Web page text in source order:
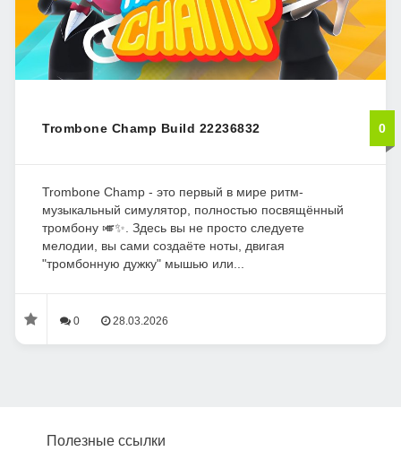
Trombone Champ Build 22236832 0
Trombone Champ - это первый в мире ритм-
музыкальный симулятор, полностью посвящённый
тромбону 🎺✨. Здесь вы не просто следуете
мелодии, вы сами создаёте ноты, двигая
"тромбонную дужку" мышью или...
0 28.03.2026
Полезные ссылки